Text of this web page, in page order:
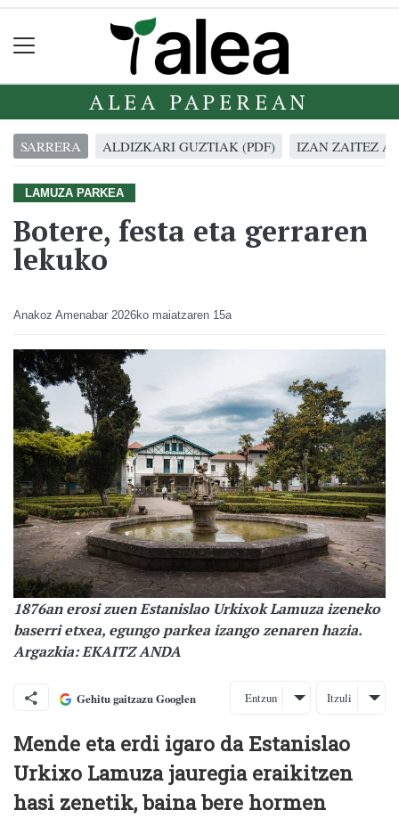
ALEA PAPEREAN
SARRERA ALDIZKARI GUZTIAK (PDF) IZAN ZAITEZ
LAMUZA PARKEA
Botere, festa eta gerraren
lekuko
Anakoz Amenabar 2026ko maiatzaren 15a
1876an erosi zuen Estanislao Urkixok Lamuza izeneko
baserri etxea, egungo parkea izango zenaren hazia.
Argazkia: EKAITZ ANDA
Gehitu gaitzazu Googlen Entzun Itzuli
Mende eta erdi igaro da Estanislao
Urkixo Lamuza jauregia eraikitzen
hasi zenetik, baina bere hormen